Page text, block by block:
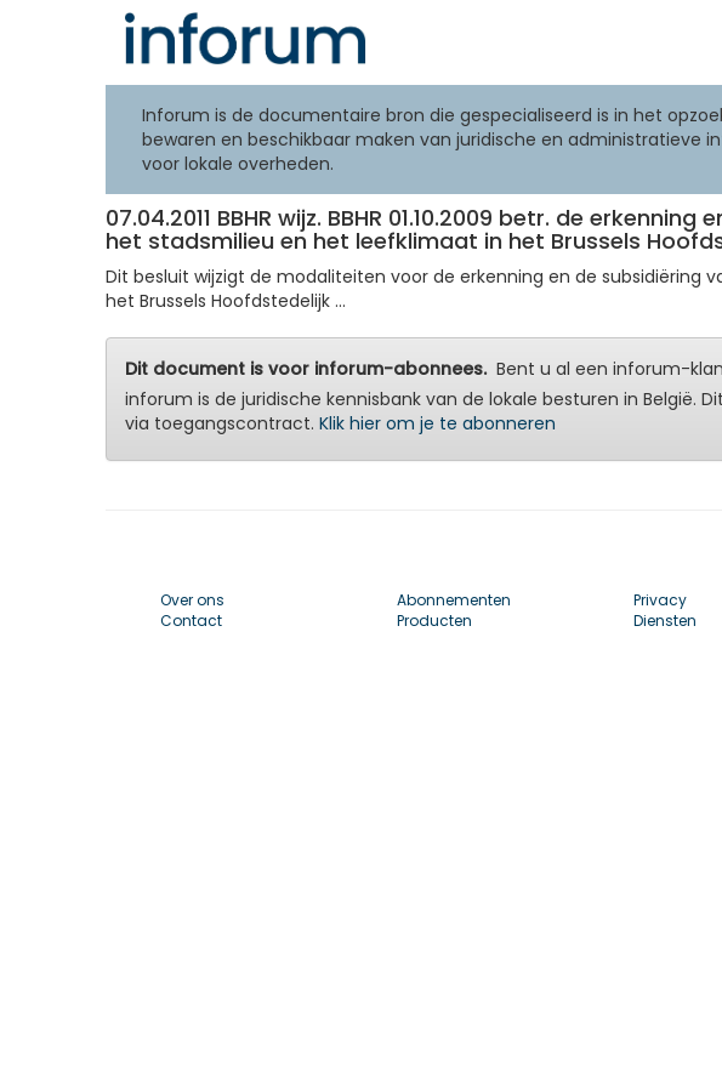
Inforum is de documentaire bron die gespecialiseerd is in het
bewaren en beschikbaar maken van juridische en administratieve
voor lokale overheden.
07.04.2011 BBHR wijz. BBHR 01.10.2009 betr. de
het stadsmilieu en het leefklimaat in het Brussels
Dit besluit wijzigt de modaliteiten voor de erkenning en de
het Brussels Hoofdstedelijk ...
Dit document is voor inforum-abonnees.Bent u al een inforum-
inforum is de juridische kennisbank van de lokale besturen in
via toegangscontract. Klik hier om je te abonneren
Over ons
Contact
Abonnementen
Producten
Privacy
Diensten